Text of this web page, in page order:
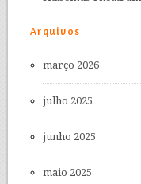
Arquivos
março 2026
julho 2025
junho 2025
maio 2025